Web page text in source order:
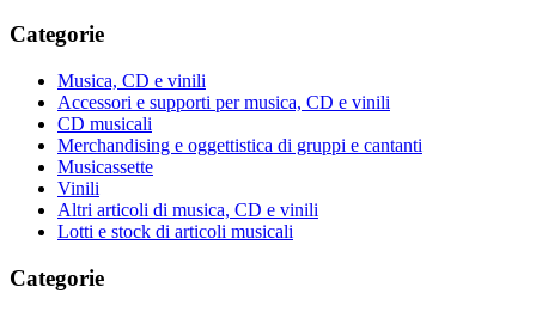
Categorie
Musica, CD e vinili
Accessori e supporti per musica, CD e vinili
CD musicali
Merchandising e oggettistica di gruppi e cantanti
Musicassette
Vinili
Altri articoli di musica, CD e vinili
Lotti e stock di articoli musicali
Categorie